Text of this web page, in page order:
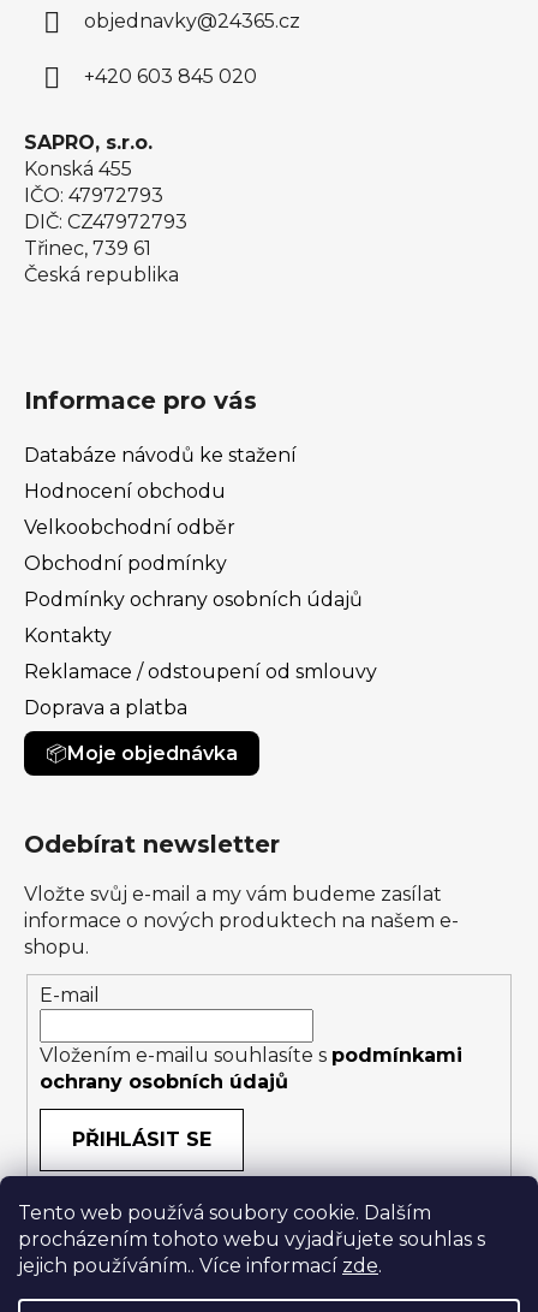
Tento web používá soubory cookie. Dalším
procházením tohoto webu vyjadřujete souhlas s
jejich používáním.. Více informací zde.
objednavky@24365.cz
+420 603 845 020
SAPRO, s.r.o.
Konská 455
IČO: 47972793
DIČ: CZ47972793
Třinec, 739 61
Česká republika
Informace pro vás
Databáze návodů ke stažení
Hodnocení obchodu
Velkoobchodní odběr
Obchodní podmínky
Podmínky ochrany osobních údajů
Kontakty
Reklamace / odstoupení od smlouvy
Doprava a platba
Moje objednávka
Odebírat newsletter
Vložte svůj e-mail a my vám budeme zasílat
informace o nových produktech na našem e-
shopu.
E-mail
Vložením e-mailu souhlasíte s podmínkami
ochrany osobních údajů
PŘIHLÁSIT SE